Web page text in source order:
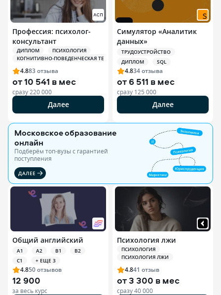
Профессия: психолог-
консультант
ДИПЛОМ
ПСИХОЛОГИЯ
КОГНИТИВНО-ПОВЕДЕНЧЕСКАЯ ТЕРАПИЯ (КПТ)
4.883отзыва
от10 541 в мес
сразу 220 000
Далее
Симулятор «Аналитик
данных»
ТРУДОУСТРОЙСТВО
ДИПЛОМ
SQL
4.834отзыва
от 6 511 в мес
сразу 125 000
Далее
Московское образование
онлайн
Подберём топ-вузы c гарантией
поступления
ДАЛЕЕ
Общий английский
A1 A2 B1
B2
C1
+ ЕЩЕ 3
4.850отзывов
12 900
за весь курс
Психология лжи
ПСИХОЛОГИЯ
ПСИХОЛОГИЯ ЛЖИ
4.841 отзыв
от3 300 в мес
сразу40 000